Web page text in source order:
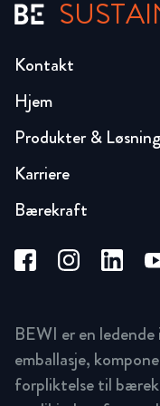
Hjem
Produkter &
Karriere
Bærekraft
Kontakt
BEWI er en
emballasje,
forpliktelse til